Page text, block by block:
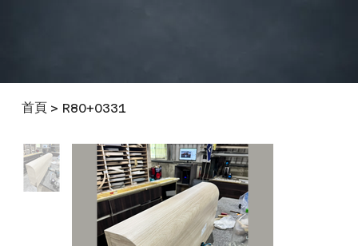
首頁 > R80+0331